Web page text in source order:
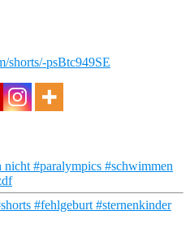
shorts/-psBtc949SE
#paralympics #schwimmen
#fehlgeburt #sternenkinder